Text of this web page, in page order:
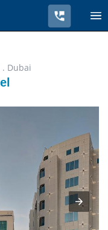
. Dubai